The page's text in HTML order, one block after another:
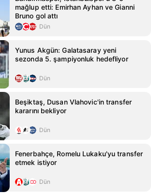
mağlup etti: Emirhan Ayhan ve Gianni
Bruno gol attı
Dün
Yunus Akgün: Galatasaray yeni
sezonda 5. şampiyonluk hedefliyor
Dün
Beşiktaş, Dusan Vlahovic'in transfer
kararını bekliyor
Dün
Fenerbahçe, Romelu Lukaku'yu transfer
etmek istiyor
Dün